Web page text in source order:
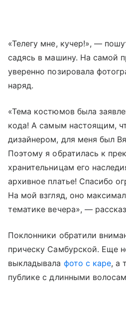
«Телегу мне, кучер!», —
садясь в машину. На самой
уверенно позировала
наряд.
«Тема костюмов была
кода! А самым настоящим,
дизайнером, для меня был
Поэтому я обратилась к
хранительницам его
архивное платье! Спасибо
На мой взгляд, оно
тематике вечера», —
Поклонники обратили
прическу Самбурской. Еще
выкладывала фото с каре, а
публике с длинными